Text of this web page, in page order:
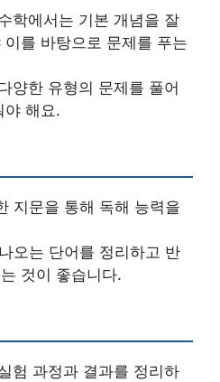
학에서는 기본 개념을 잘
이를 바탕으로 문제를 푸는
양한 유형의 문제를 풀어
야 해요.
지문을 통해 독해 능력을
오는 단어를 정리하고 반
것이 좋습니다.
험 과정과 결과를 정리하